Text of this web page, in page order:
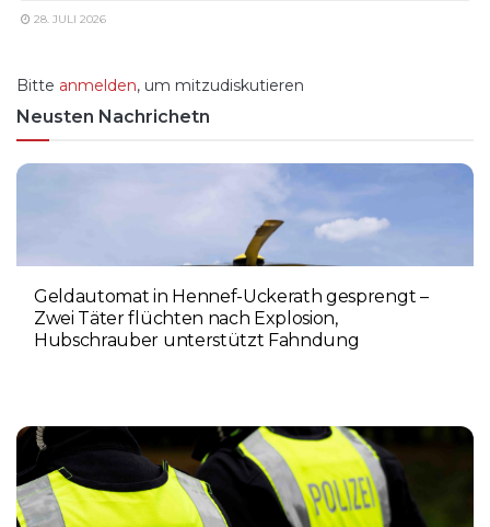
28. JULI 2026
Bitte anmelden, um mitzudiskutieren
Neusten Nachrichetn
Geldautomat in Hennef-Uckerath gesprengt –
Zwei Täter flüchten nach Explosion,
Hubschrauber unterstützt Fahndung